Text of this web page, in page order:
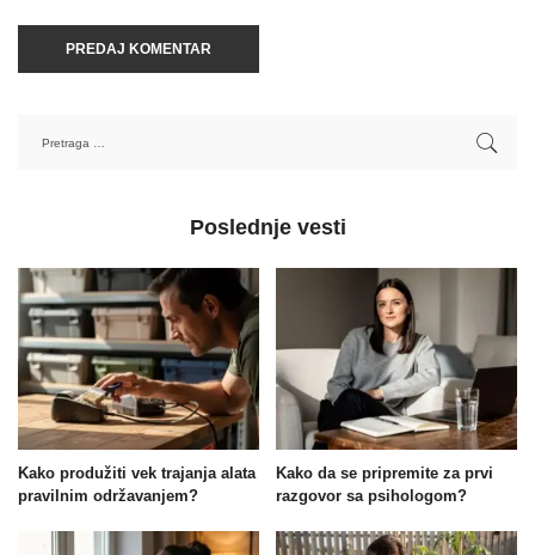
Poslednje vesti
Kako produžiti vek trajanja alata
pravilnim održavanjem?
Kako da se pripremite za prvi
razgovor sa psihologom?